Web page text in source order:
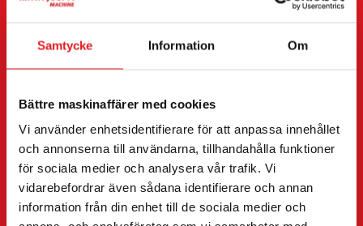
Samtycke Information Om
Bättre maskinaffärer med cookies
Vi använder enhetsidentifierare för att anpassa innehållet
och annonserna till användarna, tillhandahålla funktioner
för sociala medier och analysera vår trafik. Vi
vidarebefordrar även sådana identifierare och annan
information från din enhet till de sociala medier och
Köpa
Begära mer information
Kontaktuppgifter
Förnamn * Efternamn *
Företagsnamn FO-nummer